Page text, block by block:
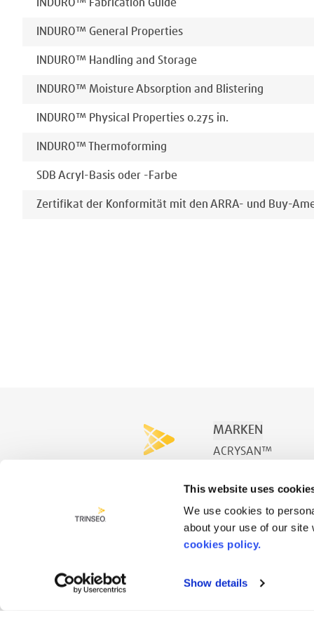
This website uses
We use cookies to
about your use of our
cookies policy.
Show details
INDURO™ Fabrication Guide
INDURO™ General Properties
INDURO™ Handling and Storage
INDURO™ Moisture Absorption and Blistering
INDURO™ Physical Properties 0.275 in.
INDURO™ Thermoforming
SDB Acryl-Basis oder -Farbe
Zertifikat der Konformität mit den ARRA- und Buy-
MARKEN
ACRYSAN™
ACRYSWIM™